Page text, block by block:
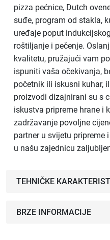
pizza pećnice, Dutch
suđe, program od stakla,
uređaje poput
roštiljanje i pečenje.
kvalitetu, pružajući vam
ispuniti vaša očekivanja,
početnik ili iskusni kuhar,
proizvodi dizajnirani su s
iskustva pripreme hrane i
zadržavanje povoljne
partner u svijetu pripreme
u našu zajednicu
TEHNIČKE
BRZE INFORMACIJE